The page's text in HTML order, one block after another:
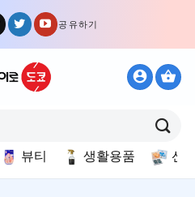
공유하기
뷰티 생활용품 선